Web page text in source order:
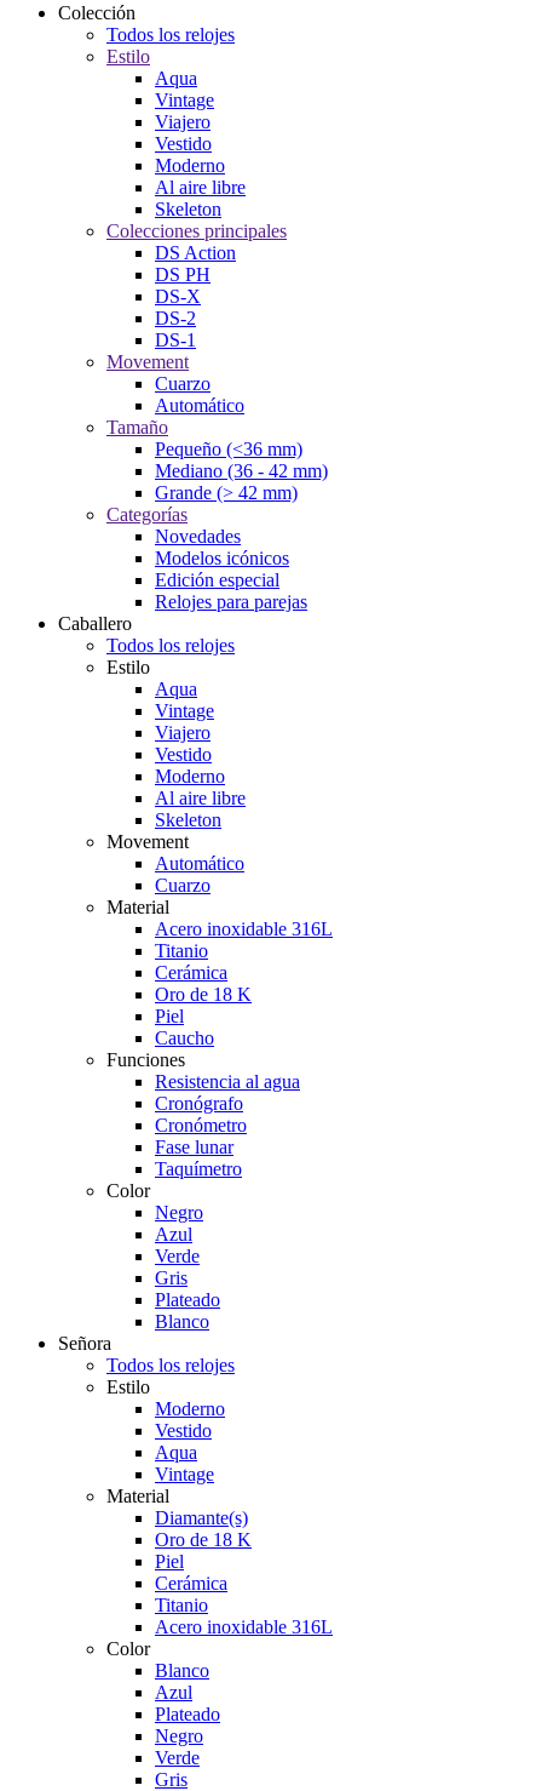
Colección
Todos los relojes
Estilo
Aqua
Vintage
Viajero
Vestido
Moderno
Al aire libre
Skeleton
Colecciones principales
DS Action
DS PH
DS-X
DS-2
DS-1
Movement
Cuarzo
Automático
Tamaño
Pequeño (<36 mm)
Mediano (36 - 42 mm)
Grande (> 42 mm)
Categorías
Novedades
Modelos icónicos
Edición especial
Relojes para parejas
Caballero
Todos los relojes
Estilo
Aqua
Vintage
Viajero
Vestido
Moderno
Al aire libre
Skeleton
Movement
Automático
Cuarzo
Material
Acero inoxidable 316L
Titanio
Cerámica
Oro de 18 K
Piel
Caucho
Funciones
Resistencia al agua
Cronógrafo
Cronómetro
Fase lunar
Taquímetro
Color
Negro
Azul
Verde
Gris
Plateado
Blanco
Señora
Todos los relojes
Estilo
Moderno
Vestido
Aqua
Vintage
Material
Diamante(s)
Oro de 18 K
Piel
Cerámica
Titanio
Acero inoxidable 316L
Color
Blanco
Azul
Plateado
Negro
Verde
Gris